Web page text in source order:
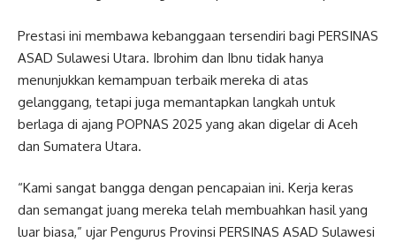
Prestasi ini membawa kebanggaan tersendiri bagi PERSINAS
ASAD Sulawesi Utara. Ibrohim dan Ibnu tidak hanya
menunjukkan kemampuan terbaik mereka di atas
gelanggang, tetapi juga memantapkan langkah untuk
berlaga di ajang POPNAS 2025 yang akan digelar di Aceh
dan Sumatera Utara.
“Kami sangat bangga dengan pencapaian ini. Kerja keras
dan semangat juang mereka telah membuahkan hasil yang
luar biasa,” ujar Pengurus Provinsi PERSINAS ASAD Sulawesi